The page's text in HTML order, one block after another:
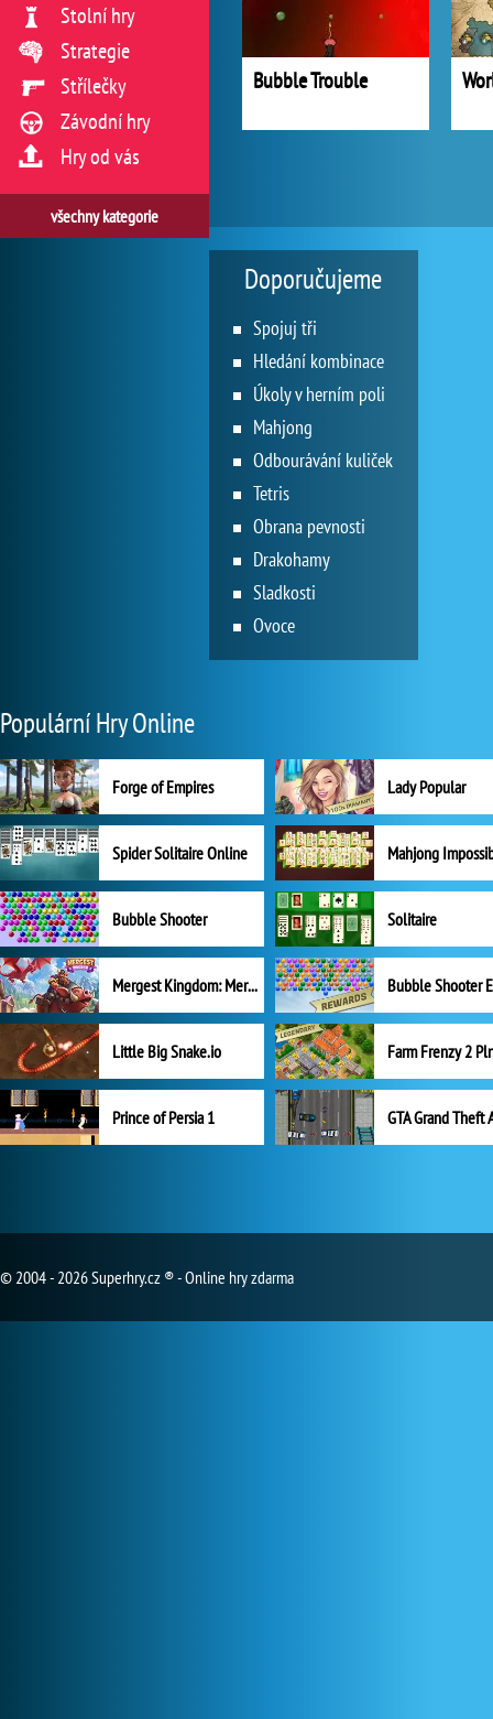
Bubble Trouble
Stolní hry
Strategie
Střílečky
Závodní hry
Hry od vás
všechny kategorie
Doporučujeme
Spojuj tři
Hledání kombinace
Úkoly v herním poli
Mahjong
Odbourávání kuliček
Tetris
Obrana pevnosti
Drakohamy
Sladkosti
Ovoce
Populární Hry Online
Forge of Empires Lady Popular
Spider Solitaire Online Mahjong
Bubble Shooter Solitaire
Mergest Kingdom: Merge Puzzle
Little Big Snake.io
Prince of Persia 1 GTA Grand Theft
© 2004 - 2026 Superhry.cz ® - Online hry zdarma